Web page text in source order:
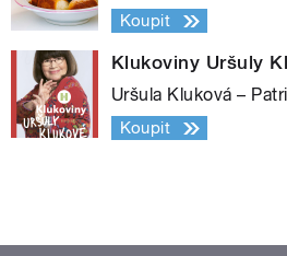
Koupit
Klukoviny Uršuly
Uršula Kluková –
Koupit